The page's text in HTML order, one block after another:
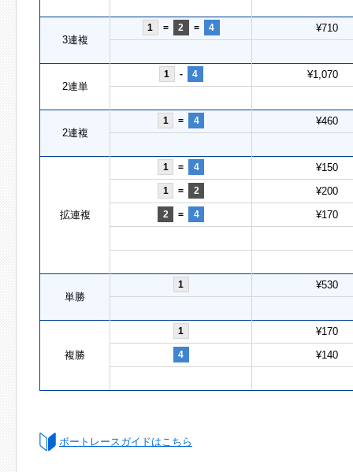
3連複
1 = 2 = 4 ¥710
2連単
1 - 4 ¥1,070
2連複
1 = 4 ¥460
拡連複
1 = 4 ¥150
1 = 2 ¥200
2 = 4 ¥170
単勝
1 ¥530
複勝
1 ¥170
4 ¥140
ボートレースガイドはこちら